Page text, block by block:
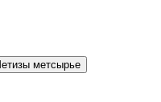
метсырье